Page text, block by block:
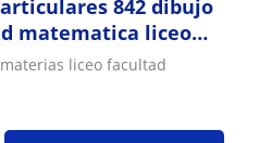
842 dibujo
matematica liceo
liceo facultad